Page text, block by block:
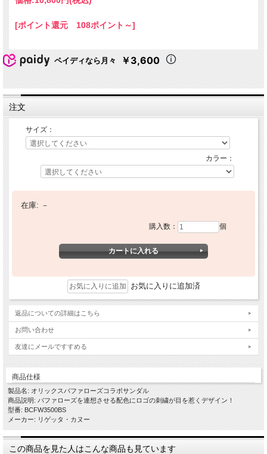
[ポイント還元 108ポイント～]
ペイディなら月々 ￥3,600
注文
サイズ：
カラー：
在庫: －
購入数： 個
お気に入りに追加済
返品についての詳細はこちら
お問い合わせ
友達にメールですすめる
商品仕様
製品名: オリックスバファローズコラボサンダル
商品説明: バファローズを連想させる配色にロゴの刺繍が目を惹くデザイン！
型番: BCFW3500BS
メーカー: リゲッタ・カヌー
この商品を見た人はこんな商品も見ています